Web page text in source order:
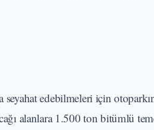
seyahat edebilmeleri için
alanlara 1.500 ton bitümlü